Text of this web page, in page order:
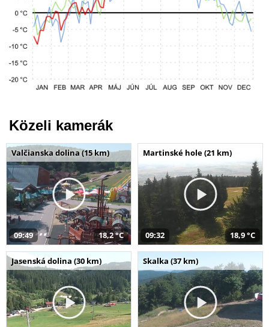
Közeli kamerák
Valčianska dolina (15 km)
09:49 18,2 °C
Martinské hole (21 km)
09:32 18,9 °C
Jasenská dolina (30 km) Skalka (37 km)